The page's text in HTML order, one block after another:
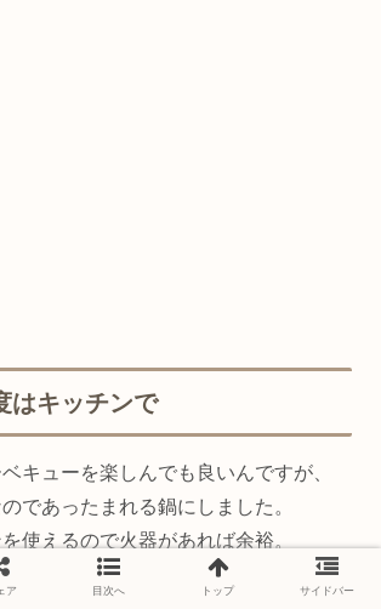
はキッチンで
キューを楽しんでも良いんですが、
であったまれる鍋にしました。
使えるので火器があれば余裕。
ア 目次へ トップ サイドバー